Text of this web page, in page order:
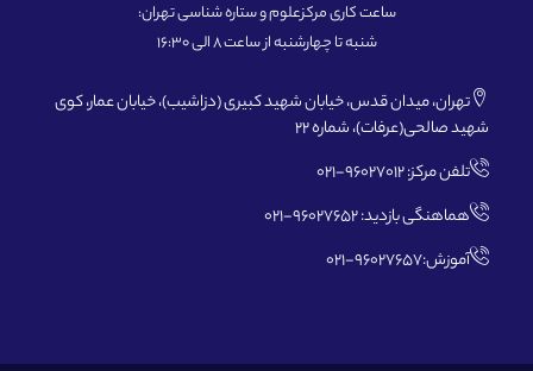
ساعت کاری مرکزعلوم و ستاره شناسی تهران:
شنبه تا چهارشنبه از ساعت 8 الی 16:30
تهران، میدان قدس، خیابان شهید کبیری (دزاشیب)، خیابان عمار، کوی
شهید صالحی(عرفات)، شماره 22
تلفن مرکز: 96027012-021
هماهنگی بازدید: 96027652-021
آموزش:96027657-021